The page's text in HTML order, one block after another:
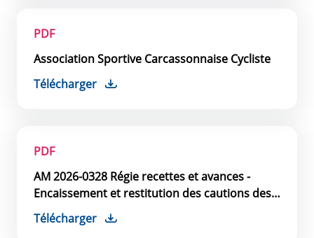
PDF
Association Sportive Carcassonnaise Cycliste
Télécharger
PDF
AM 2026-0328 Régie recettes et avances -
Encaissement et restitution des cautions des
parkings
Télécharger